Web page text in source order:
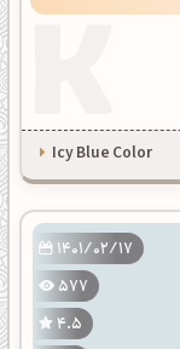
Icy Blue Color
1401/02/17
577
4.5